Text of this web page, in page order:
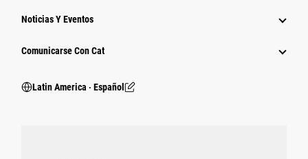
Noticias Y Eventos
Comunicarse Con Cat
Latin America ‧ Español